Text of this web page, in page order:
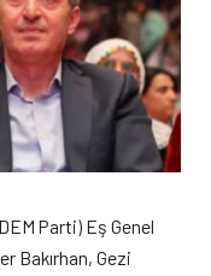
Parti) Eş Genel
Bakırhan, Gezi